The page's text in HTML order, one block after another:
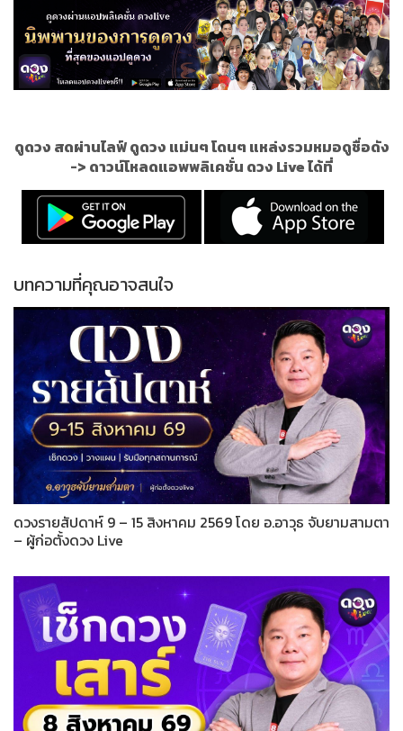
ดูดวง สดผ่านไลฟ์ ดูดวง แม่นๆ โดนๆ แหล่งรวมหมอดูชื่อดัง
-> ดาวน์โหลดแอพพลิเคชั่น ดวง Live ได้ที่
บทความที่คุณอาจสนใจ
ดวงรายสัปดาห์ 9 – 15 สิงหาคม 2569 โดย อ.อาวุธ จับยามสามตา
– ผู้ก่อตั้งดวง Live